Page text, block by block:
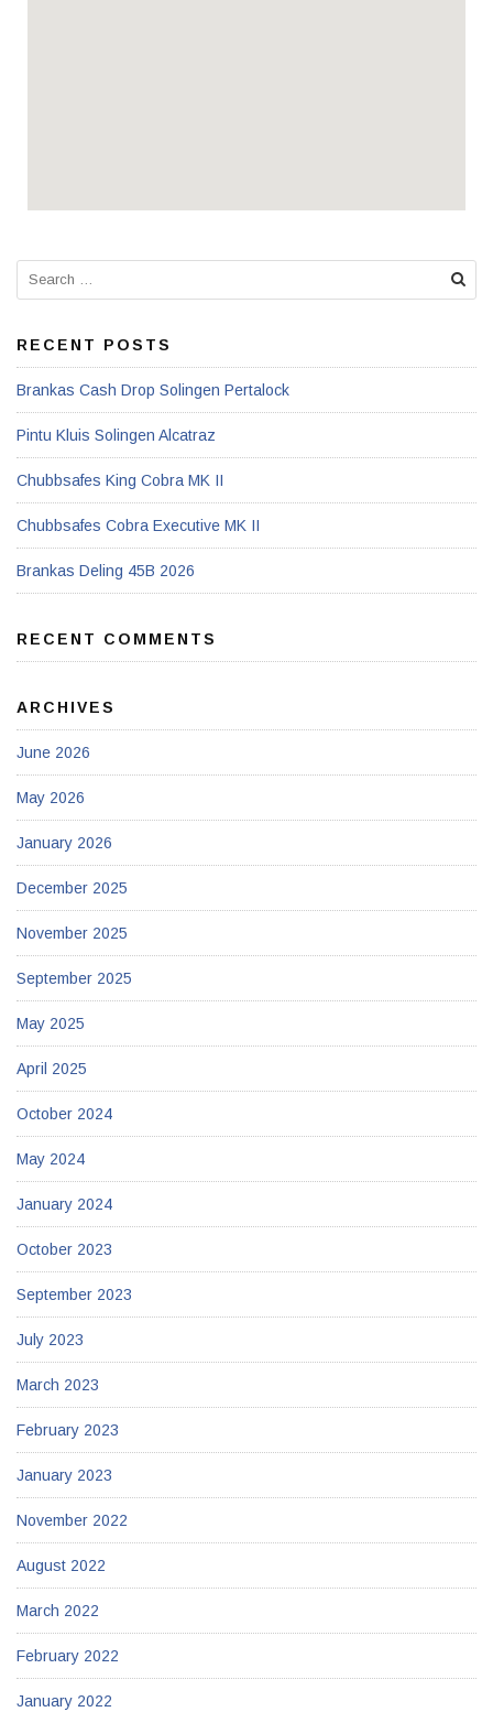
RECENT POSTS
Brankas Cash Drop Solingen Pertalock
Pintu Kluis Solingen Alcatraz
Chubbsafes King Cobra MK II
Chubbsafes Cobra Executive MK II
Brankas Deling 45B 2026
RECENT COMMENTS
ARCHIVES
June 2026
May 2026
January 2026
December 2025
November 2025
September 2025
May 2025
April 2025
October 2024
May 2024
January 2024
October 2023
September 2023
July 2023
March 2023
February 2023
January 2023
November 2022
August 2022
March 2022
February 2022
January 2022